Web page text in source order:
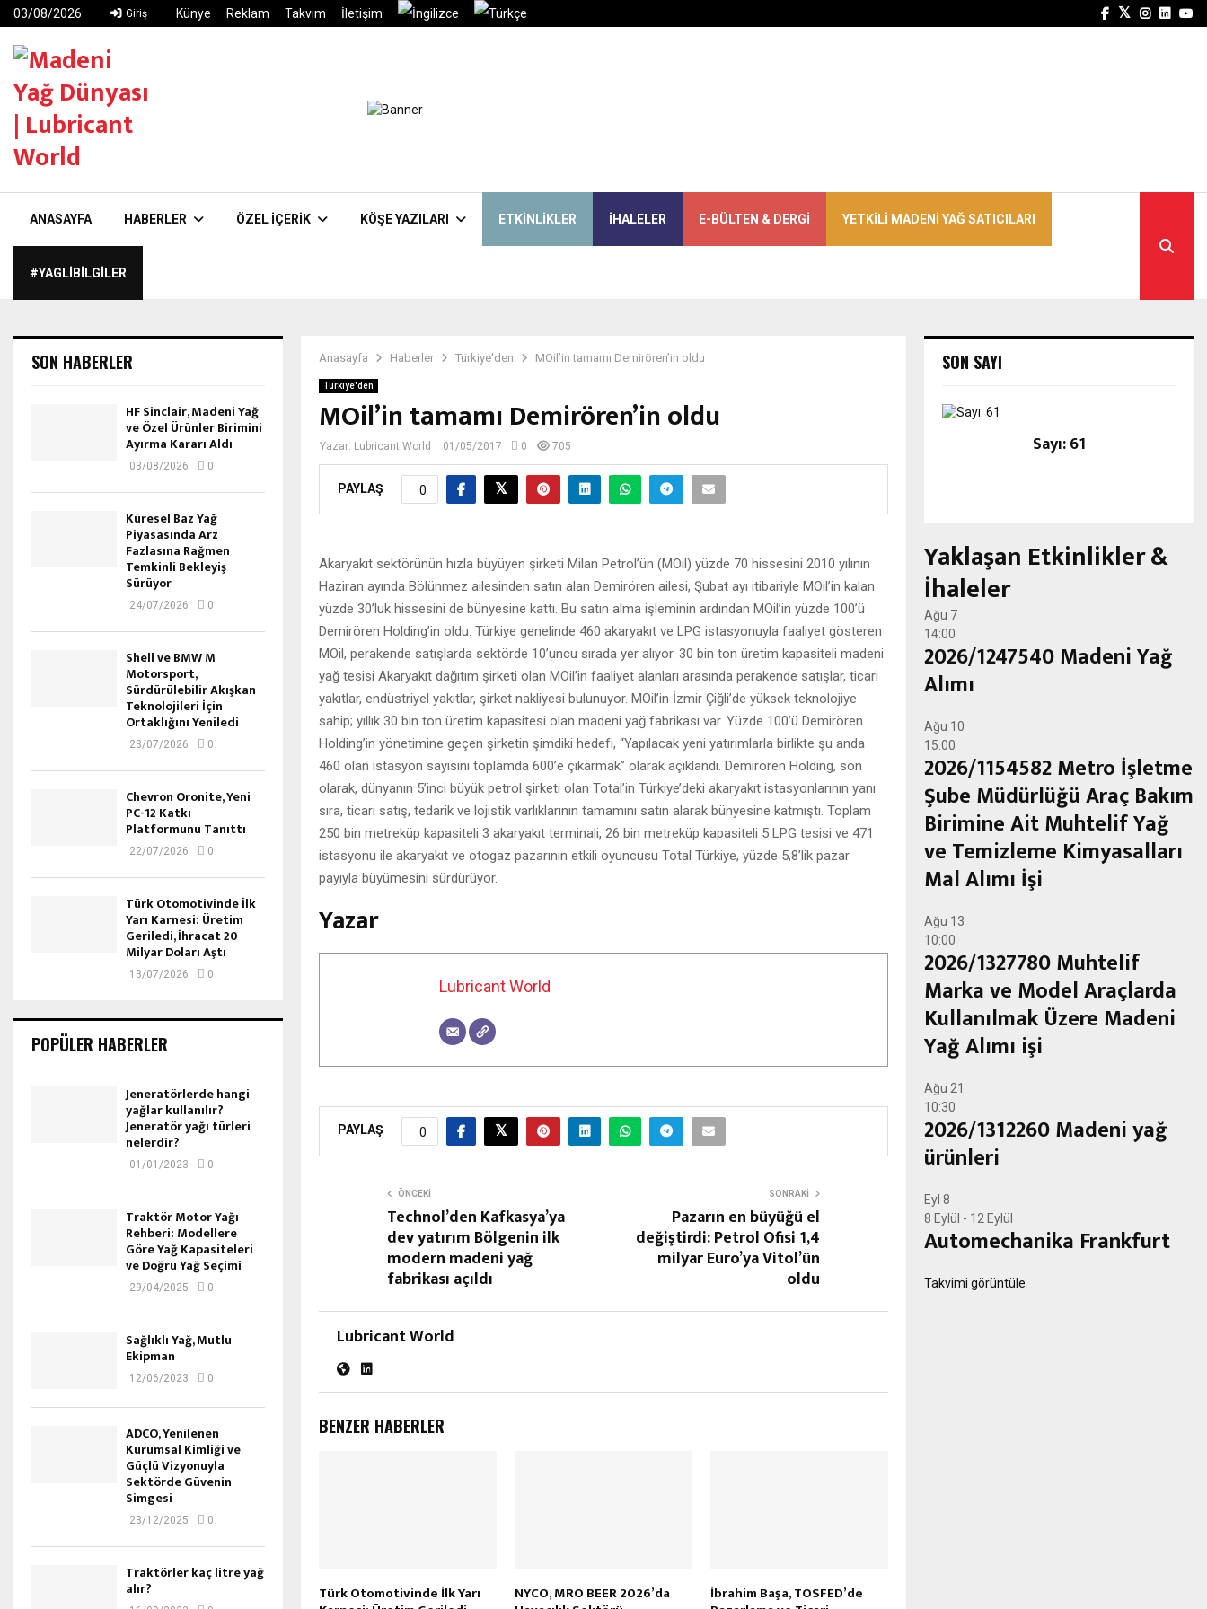
03/08/2026 Giriş Künye Reklam Takvim İletişim Facebook
Twitter
Instagram
ANASAYFA HABERLER ÖZEL İÇERIK KÖŞE YAZILARI ETKINLIKLER İHALELER E-BÜLTEN & DERGI YETKILI MADENI YAĞ SATICILARI
#YAGLIBILGILER
Anasayfa Haberler Türkiye'den MOil’in tamamı Demirören’in oldu
Türkiye'den
MOil’in tamamı Demirören’in oldu
Yazar: Lubricant World 01/05/2017 0 705
PAYLAŞ 0
Akaryakıt sektörünün hızla büyüyen şirketi Milan Petrol’ün (MOil) yüzde 70 hissesini 2010 yılının
Haziran ayında Bölünmez ailesinden satın alan Demirören ailesi, Şubat ayı itibariyle MOil’in kalan
yüzde 30’luk hissesini de bünyesine kattı. Bu satın alma işleminin ardından MOil’in yüzde 100’ü
Demirören Holding’in oldu. Türkiye genelinde 460 akaryakıt ve LPG istasyonuyla faaliyet gösteren
MOil, perakende satışlarda sektörde 10’uncu sırada yer alıyor. 30 bin ton üretim kapasiteli madeni
yağ tesisi Akaryakıt dağıtım şirketi olan MOil’in faaliyet alanları arasında perakende satışlar, ticari
yakıtlar, endüstriyel yakıtlar, şirket nakliyesi bulunuyor. MOil’in İzmir Çiğli’de yüksek teknolojiye
sahip; yıllık 30 bin ton üretim kapasitesi olan madeni yağ fabrikası var. Yüzde 100’ü Demirören
Holding’in yönetimine geçen şirketin şimdiki hedefi, “Yapılacak yeni yatırımlarla birlikte şu anda
460 olan istasyon sayısını toplamda 600’e çıkarmak” olarak açıklandı. Demirören Holding, son
olarak, dünyanın 5’inci büyük petrol şirketi olan Total’in Türkiye’deki akaryakıt istasyonlarının yanı
sıra, ticari satış, tedarik ve lojistik varlıklarının tamamını satın alarak bünyesine katmıştı. Toplam
250 bin metreküp kapasiteli 3 akaryakıt terminali, 26 bin metreküp kapasiteli 5 LPG tesisi ve 471
istasyonu ile akaryakıt ve otogaz pazarının etkili oyuncusu Total Türkiye, yüzde 5,8’lik pazar
payıyla büyümesini sürdürüyor.
Yazar
Lubricant World
PAYLAŞ 0
ÖNCEKI
Technol’den Kafkasya’ya
dev yatırım Bölgenin ilk
modern madeni yağ
fabrikası açıldı
SONRAKI
Pazarın en büyüğü el
değiştirdi: Petrol Ofisi 1,4
milyar Euro’ya Vitol’ün
oldu
Lubricant World
BENZER HABERLER
Türk Otomotivinde İlk Yarı NYCO, MRO BEER 2026’da İbrahim Başa, TOSFED’de
SON HABERLER
HF Sinclair, Madeni Yağ
ve Özel Ürünler Birimini
Ayırma Kararı Aldı
03/08/2026 0
Küresel Baz Yağ
Piyasasında Arz
Fazlasına Rağmen
Temkinli Bekleyiş
Sürüyor
24/07/2026 0
Shell ve BMW M
Motorsport,
Sürdürülebilir Akışkan
Teknolojileri İçin
Ortaklığını Yeniledi
23/07/2026 0
Chevron Oronite, Yeni
PC-12 Katkı
Platformunu Tanıttı
22/07/2026 0
Türk Otomotivinde İlk
Yarı Karnesi: Üretim
Geriledi, İhracat 20
Milyar Doları Aştı
13/07/2026 0
POPÜLER HABERLER
Jeneratörlerde hangi
yağlar kullanılır?
Jeneratör yağı türleri
nelerdir?
01/01/2023 0
Traktör Motor Yağı
Rehberi: Modellere
Göre Yağ Kapasiteleri
ve Doğru Yağ Seçimi
29/04/2025 0
Sağlıklı Yağ, Mutlu
Ekipman
12/06/2023 0
ADCO, Yenilenen
Kurumsal Kimliği ve
Güçlü Vizyonuyla
Sektörde Güvenin
Simgesi
23/12/2025 0
Traktörler kaç litre yağ
alır?
SON SAYI
Sayı: 61
Yaklaşan Etkinlikler &
İhaleler
Ağu 7
14:00
2026/1247540 Madeni Yağ
Alımı
Ağu 10
15:00
2026/1154582 Metro İşletme
Şube Müdürlüğü Araç Bakım
Birimine Ait Muhtelif Yağ
ve Temizleme Kimyasalları
Mal Alımı İşi
Ağu 13
10:00
2026/1327780 Muhtelif
Marka ve Model Araçlarda
Kullanılmak Üzere Madeni
Yağ Alımı işi
Ağu 21
10:30
2026/1312260 Madeni yağ
ürünleri
Eyl 8
8 Eylül - 12 Eylül
Automechanika Frankfurt
Takvimi görüntüle